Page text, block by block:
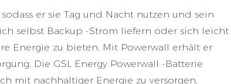
er sie Tag und Nacht nutzen und sein
selbst Backup -Strom liefern oder sich leicht
Energie zu bieten. Mit Powerwall erhält er
Die GSL Energy Powerwall -Batterie
mit nachhaltiger Energie zu versorgen,